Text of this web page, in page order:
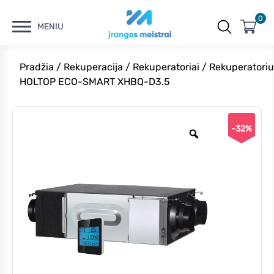
MENIU
0
Pradžia / Rekuperacija / Rekuperatoriai /
HOLTOP ECO-SMART XHBQ-D3.5
-32%